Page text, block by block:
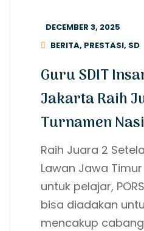
DECEMBER 3, 2025
BERITA, PRESTASI, SD
Guru SDIT
Jakarta Raih
Turnamen
Raih Juara 2
Lawan Jawa
untuk pelajar,
bisa diadakan
mencakup